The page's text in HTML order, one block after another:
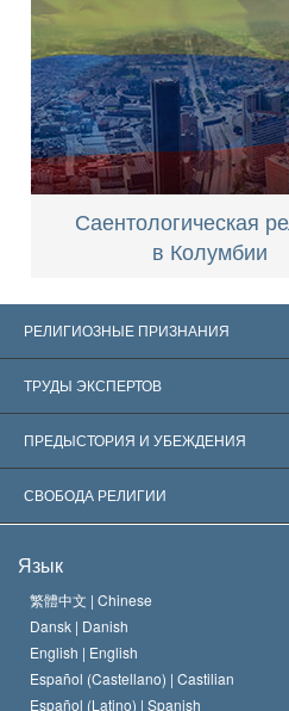
Саентологическая
в Колумбии
РЕЛИГИОЗНЫЕ ПРИЗНАНИЯ
Соединённые Штаты
Признания по всему миру
Знаменательные решения
ТРУДЫ ЭКСПЕРТОВ
Экспертизы по категориям
Ведущие мировые специалисты
ПРЕДЫСТОРИЯ И УБЕЖДЕНИЯ
Л. Рон Хаббард
Кредо Церкви Саентологии
Кодекс саентолога
Дэвид Мицкевич
СВОБОДА РЕЛИГИИ
Международные стандарты в
Декларация о религии
Язык
繁體中文 | Chinese
Dansk | Danish
English | English
Español (Castellano) | Castilian
Español (Latino) | Spanish